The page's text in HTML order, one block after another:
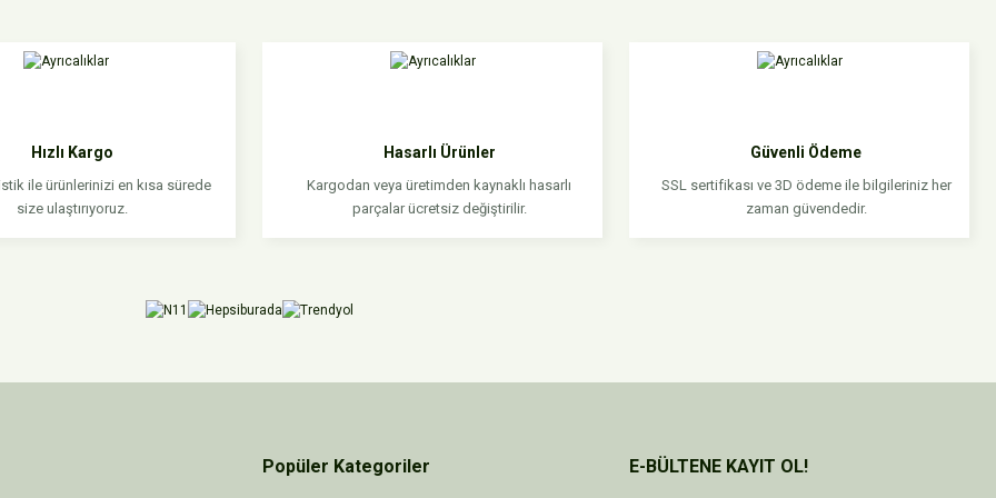
hizliydi.
Gönder
Hızlı Kargo
ile ürünlerinizi en kısa sürede
size ulaştırıyoruz.
Hasarlı Ürünler
Kargodan veya üretimden kaynaklı hasarlı
parçalar ücretsiz değiştirilir.
Güvenli Ödeme
SSL sertifikası ve 3D ödeme ile bilgileriniz her
zaman güvendedir.
Popüler Kategoriler E-BÜLTENE KAYIT OL!